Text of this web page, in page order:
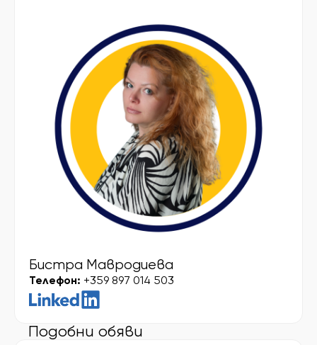
Бистра Мавродиева
Телефон: +359 897 014 503
Подобни обяви